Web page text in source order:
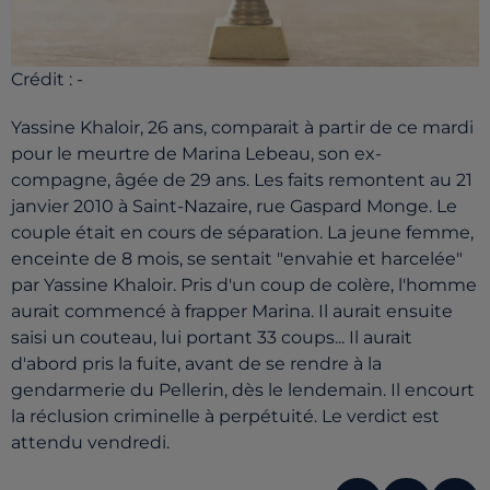
Crédit : -
Yassine Khaloir, 26 ans, comparait à partir de ce mardi
pour le meurtre de Marina Lebeau, son ex-
compagne, âgée de 29 ans. Les faits remontent au 21
janvier 2010 à Saint-Nazaire, rue Gaspard Monge. Le
couple était en cours de séparation. La jeune femme,
enceinte de 8 mois, se sentait "envahie et harcelée"
par Yassine Khaloir. Pris d'un coup de colère, l'homme
aurait commencé à frapper Marina. Il aurait ensuite
saisi un couteau, lui portant 33 coups... Il aurait
d'abord pris la fuite, avant de se rendre à la
gendarmerie du Pellerin, dès le lendemain. Il encourt
la réclusion criminelle à perpétuité. Le verdict est
attendu vendredi.